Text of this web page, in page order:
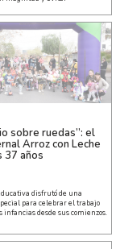
sobre ruedas”: el
Arroz con Leche
37 años
disfrutó de una
para celebrar el trabajo
infancias desde sus comienzos.